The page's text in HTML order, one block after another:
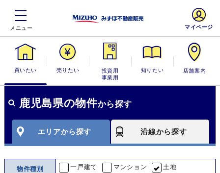
買いたい 売りたい
投資用・事業
用
知りたい 店舗案内
マイページ
鹿児島県の物件から探す
エリアから探す 沿線から探す
物件種別 一戸建て マンション 土地